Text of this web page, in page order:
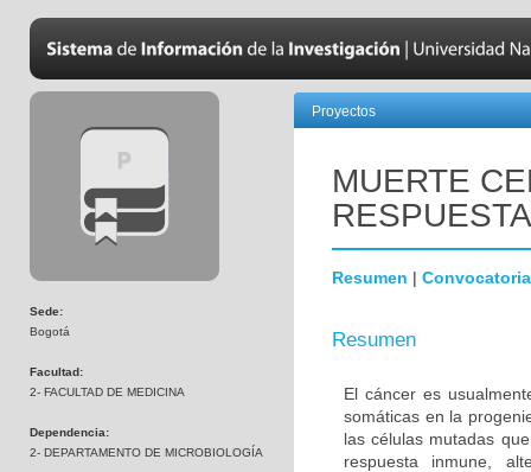
Sede:
Bogotá
Facultad:
2- FACULTAD DE MEDICINA
Dependencia:
2- DEPARTAMENTO DE MICROBIOLOGÍA
Proyectos
MUERTE
Resumen | Convocatoria
Resumen
El cáncer es
somáticas en la
las células mutadas
respuesta inmune,